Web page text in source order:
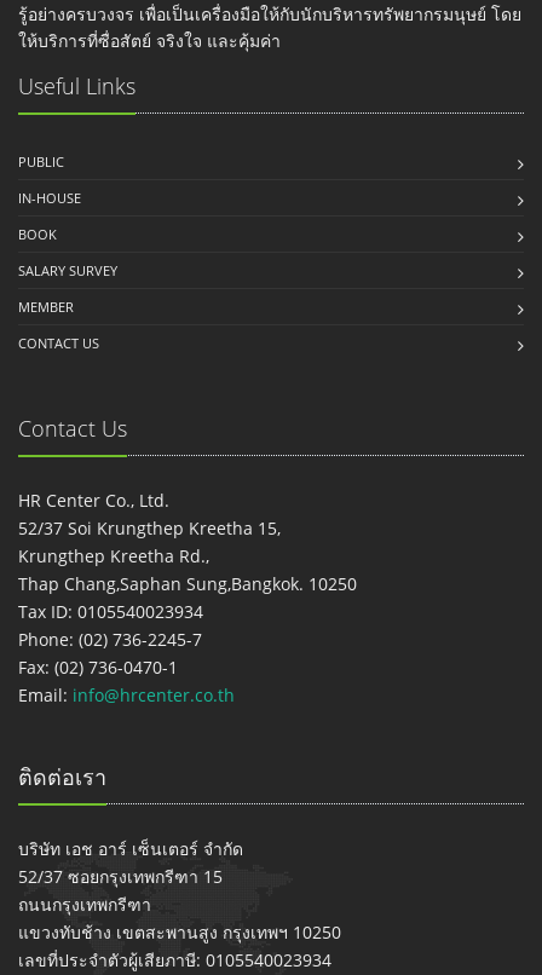
รู้อย่างครบวงจร เพื่อเป็นเครื่องมือให้กับนักบริหารทรัพยากรมนุษย์ โดย
ให้บริการที่ซื่อสัตย์ จริงใจ และคุ้มค่า
Useful Links
PUBLIC
IN-HOUSE
BOOK
SALARY SURVEY
MEMBER
CONTACT US
Contact Us
HR Center Co., Ltd.
52/37 Soi Krungthep Kreetha 15,
Krungthep Kreetha Rd.,
Thap Chang,Saphan Sung,Bangkok. 10250
Tax ID: 0105540023934
Phone: (02) 736-2245-7
Fax: (02) 736-0470-1
Email: info@hrcenter.co.th
ติดต่อเรา
บริษัท เอช อาร์ เซ็นเตอร์ จำกัด
52/37 ซอยกรุงเทพกรีฑา 15
ถนนกรุงเทพกรีฑา
แขวงทับช้าง เขตสะพานสูง กรุงเทพฯ 10250
เลขที่ประจำตัวผู้เสียภาษี: 0105540023934